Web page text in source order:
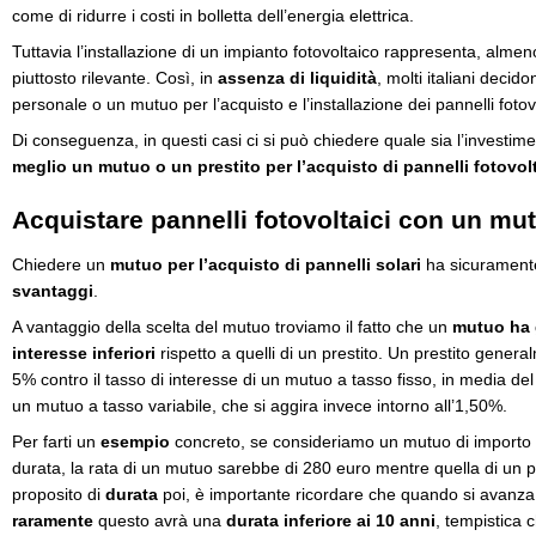
come di ridurre i costi in bolletta dell’energia elettrica.
Tuttavia l’installazione di un impianto fotovoltaico rappresenta,
piuttosto rilevante. Così, in assenza di liquidità , molti italiani
personale o un mutuo per l’acquisto e l’installazione dei pannelli
Di conseguenza, in questi casi ci si può chiedere quale sia
meglio un mutuo o un prestito per l’acquisto di pannelli
Acquistare pannelli fotovoltaici con un
Chiedere un mutuo per l’acquisto di pannelli solari ha
svantaggi
A vantaggio della scelta del mutuo troviamo il fatto che un mutuo ha
interesse inferiori rispetto a quelli di un prestito. Un prestito
5% contro il tasso di interesse di un mutuo a tasso fisso, in media
un mutuo a tasso variabile, che si aggira invece intorno all’1,50%.
Per farti un esempio concreto, se consideriamo un mutuo di
durata, la rata di un mutuo sarebbe di 280 euro mentre quella di un
proposito di durata poi, è importante ricordare che quando si
raramente questo avrà una durata inferiore ai 10 anni , tempistica